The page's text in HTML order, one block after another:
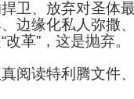
卫、放弃对圣体
边缘化私人弥撒
革”，这是抛弃。
阅读特利腾文件